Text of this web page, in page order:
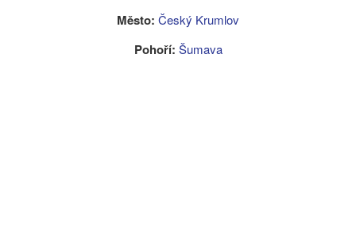
Město: Český Krumlov
Pohoří: Šumava